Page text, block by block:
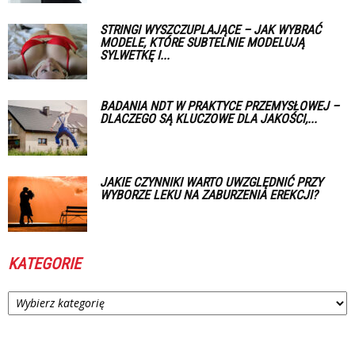
STRINGI WYSZCZUPLAJĄCE – JAK WYBRAĆ
MODELE, KTÓRE SUBTELNIE MODELUJĄ
SYLWETKĘ I...
BADANIA NDT W PRAKTYCE PRZEMYSŁOWEJ –
DLACZEGO SĄ KLUCZOWE DLA JAKOŚCI,...
JAKIE CZYNNIKI WARTO UWZGLĘDNIĆ PRZY
WYBORZE LEKU NA ZABURZENIA EREKCJI?
KATEGORIE
Kategorie